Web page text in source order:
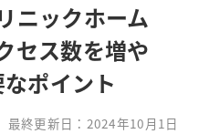
ニックホーム
セス数を増や
ポイント
最終更新日： 2024年10月1日